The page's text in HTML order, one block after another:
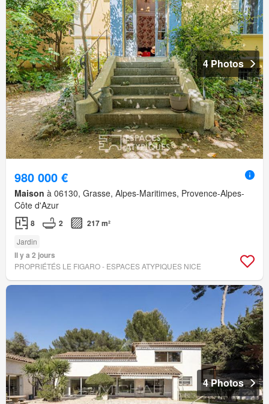
4 Photos
980 000 €
Maison à 06130, Grasse, Alpes-Maritimes, Provence-Alpes-
Côte d'Azur
8 2 217 m²
Jardin
Il y a 2 jours
PROPRIÉTÉS LE FIGARO - ESPACES ATYPIQUES NICE
4 Photos